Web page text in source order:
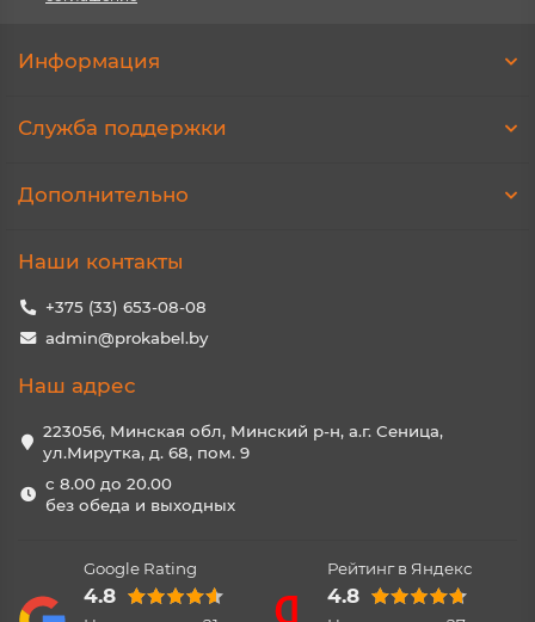
Информация
Служба поддержки
Дополнительно
Наши контакты
+375 (33) 653-08-08
admin@prokabel.by
Наш адрес
223056, Минская обл, Минский р-н, а.г. Сеница,
ул.Мирутка, д. 68, пом. 9
с 8.00 до 20.00
без обеда и выходных
Google Rating
4.8
Рейтинг в Яндекс
4.8